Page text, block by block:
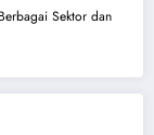
Sektor dan